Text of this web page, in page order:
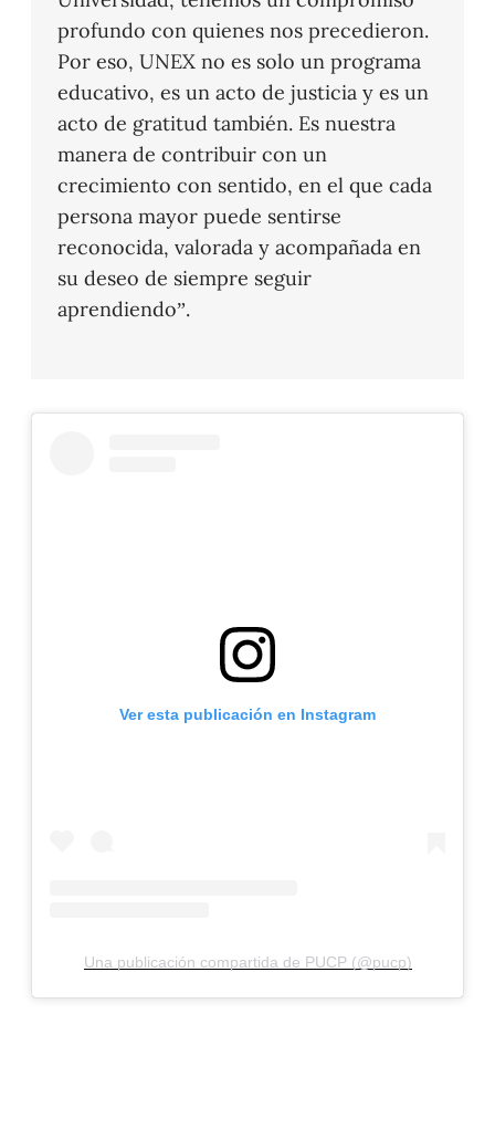
profundo con quienes nos precedieron.
Por eso, UNEX no es solo un programa
educativo, es un acto de justicia y es un
acto de gratitud también. Es nuestra
manera de contribuir con un
crecimiento con sentido, en el que cada
persona mayor puede sentirse
reconocida, valorada y acompañada en
su deseo de siempre seguir
aprendiendo”.
Ver esta publicación en Instagram
Una publicación compartida de PUCP (@pucp)